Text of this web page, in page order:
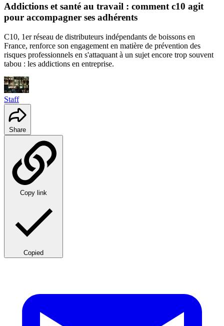
Addictions et santé au travail : comment c10 agit
pour accompagner ses adhérents
C10, 1er réseau de distributeurs indépendants de boissons en
France, renforce son engagement en matière de prévention des
risques professionnels en s'attaquant à un sujet encore trop souvent
tabou : les addictions en entreprise.
Staff
Share
Copy link
Copied